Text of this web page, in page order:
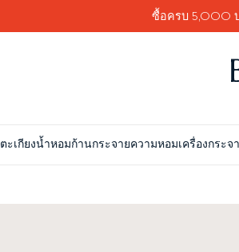
ซื้อครบ 5,000 บ
ตะเกียงน้ำหอมก้านกระจายความหอมเครื่องกระ